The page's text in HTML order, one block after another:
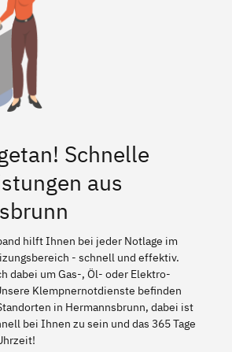
Schnelle
aus
hilft Ihnen bei jeder Notlage im
- schnell und effektiv.
dabei um Gas-, Öl- oder Elektro-
Klempnernotdienste befinden
in Hermannsbrunn, dabei ist
bei Ihnen zu sein und das 365 Tage